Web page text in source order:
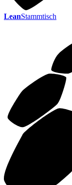
LeanStammtisch